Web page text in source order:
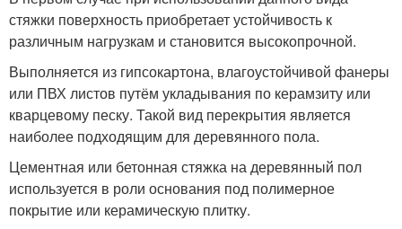
стяжки поверхность приобретает устойчивость к
различным нагрузкам и становится высокопрочной.
Выполняется из гипсокартона, влагоустойчивой фанеры
или ПВХ листов путём укладывания по керамзиту или
кварцевому песку. Такой вид перекрытия является
наиболее подходящим для деревянного пола.
Цементная или бетонная стяжка на деревянный пол
используется в роли основания под полимерное
покрытие или керамическую плитку.